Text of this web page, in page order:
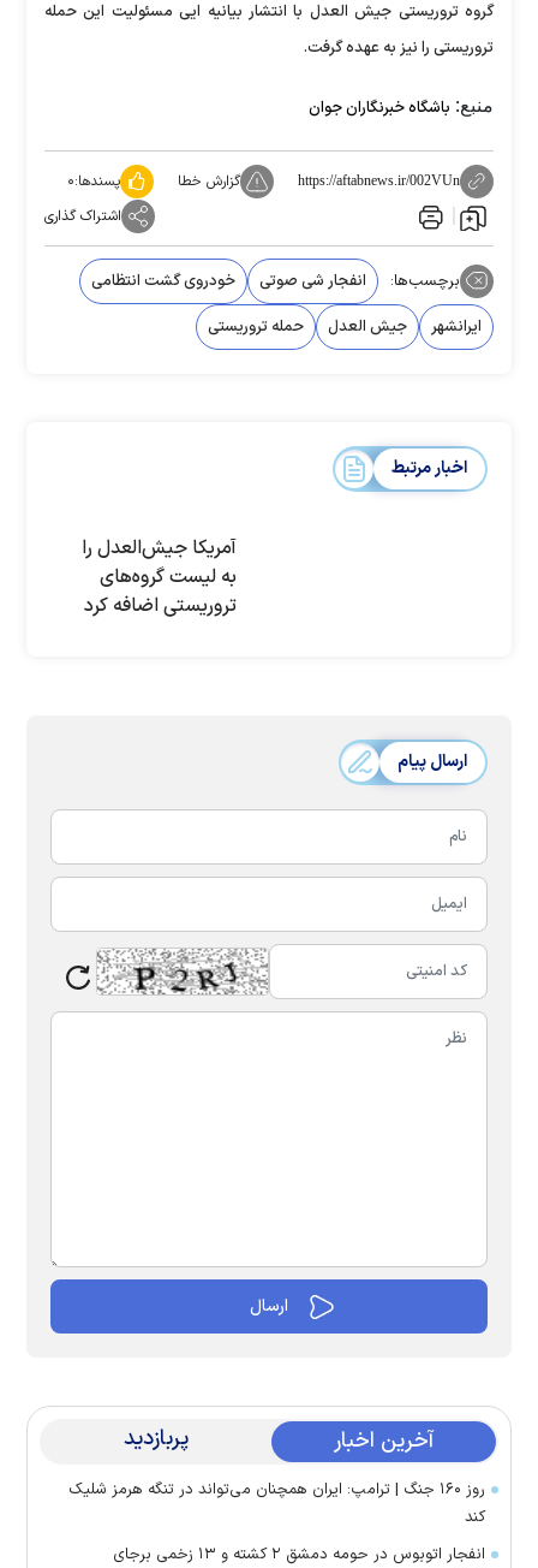
گروه تروریستی جیش العدل با انتشار بیانیه ایی مسئولیت این حمله
تروریستی را نیز به عهده گرفت.
منبع: باشگاه خبرنگاران جوان
https://aftabnews.ir/002VUn گزارش خطا پسندها:۰
اشتراک گذاری
برچسب‌ها: انفجار شی صوتی
خودروی گشت انتظامی
ایرانشهر
جیش العدل حمله تروریستی
اخبار مرتبط
آمریکا جیش‌العدل را
به لیست گروه‌های
تروریستی اضافه کرد
ارسال پیام
آخرین اخبار پربازدید
روز ۱۶۰ جنگ | ترامپ: ایران همچنان می‌تواند در تنگه هرمز شلیک
کند
انفجار اتوبوس در حومه دمشق ۲ کشته و ۱۳ زخمی برجای